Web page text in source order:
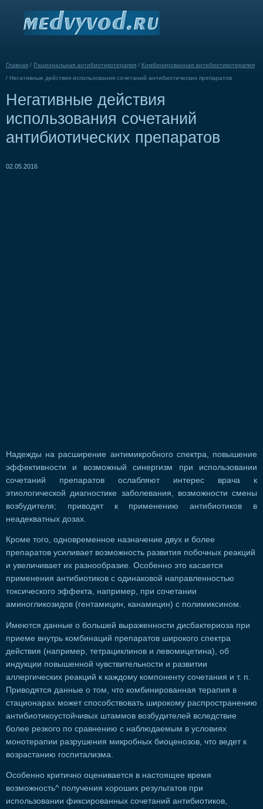
Главная / Рациональная антибиотикотерапия / Комбинированная антибиотикотерапия
/ Негативные действия использования сочетаний антибиотических препаратов
Негативные действия
использования сочетаний
антибиотических препаратов
02.05.2016
Надежды на расширение антимикробного спектра, повышение
эффективности и возможный синергизм при использовании
сочетаний препаратов ослабляют интерес врача к
этиологической диагностике заболевания, возможности смены
возбудителя; приводят к применению антибиотиков в
неадекватных дозах.
Кроме того, одновременное назначение двух и более
препаратов усиливает возможность развития побочных реакций
и увеличивает их разнообразие. Особенно это касается
применения антибиотиков с одинаковой направленностью
токсического эффекта, например, при сочетании
аминогликозидов (гентамицин, канамицин) с полимиксином.
Имеются данные о большей выраженности дисбактериоза при
приеме внутрь комбинаций препаратов широкого спектра
действия (например, тетрациклинов и левомицетина), об
индукции повышенной чувствительности и развитии
аллергических реакций к каждому компоненту сочетания и т. п.
Приводятся данные о том, что комбинированная терапия в
стационарах может способствовать широкому распространению
антибиотикоустойчивых штаммов возбудителей вследствие
более резкого по сравнению с наблюдаемым в условиях
монотерапии разрушения микробных биоценозов, что ведет к
возрастанию госпитализма.
Особенно критично оценивается в настоящее время
возможность^ получения хороших результатов при
использовании фиксированных сочетаний антибиотиков,